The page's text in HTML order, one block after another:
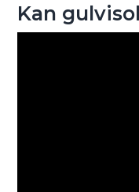
Kan